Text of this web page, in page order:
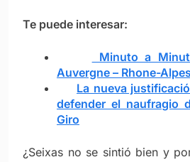
Te puede interesar:
Minuto a
Auvergne – Rhone-Alpes
La nueva
defender el naufragio
Giro
¿Seixas no se sintió bien y